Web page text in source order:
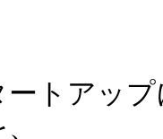
ートアッ